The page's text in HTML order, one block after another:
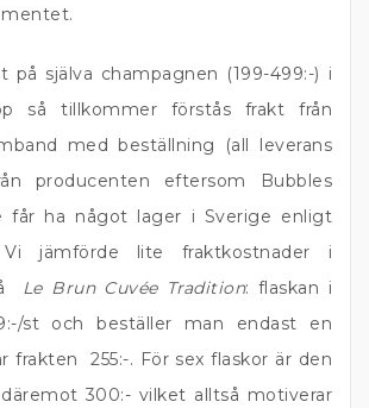
på själva champagnen (199-499:-) i
så tillkommer förstås frakt från
med beställning (all leverans
producenten eftersom Bubbles
får ha något lager i Sverige enligt
Vi jämförde lite fraktkostnader i
Le Brun Cuvée Tradition: flaskan i
st och beställer man endast en
frakten 255:-. För sex flaskor är den
300:- vilket alltså motiverar